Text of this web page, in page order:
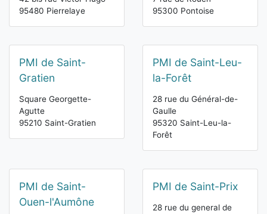
95480 Pierrelaye
95300 Pontoise
PMI de Saint-
Gratien
Square Georgette-
Agutte
95210 Saint-Gratien
PMI de Saint-Leu-
la-Forêt
28 rue du Général-de-
Gaulle
95320 Saint-Leu-la-
Forêt
PMI de Saint-
Ouen-l'Aumône
PMI de Saint-Prix
28 rue du general de